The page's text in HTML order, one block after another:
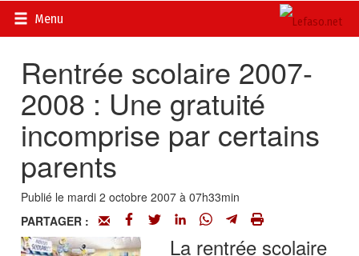
Menu
Accueil>
La réforme de l’éducation
Rentrée scolaire 2007-
2008 : Une gratuité
incomprise par certains
parents
Publié le mardi 2 octobre 2007 à 07h33min
PARTAGER :
La rentrée scolaire